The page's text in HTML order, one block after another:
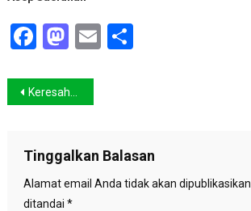
Facebook
Mastodon
EmailShare
Navigasi
Keresahan Membayangi Waduk Karian
Tinggalkan Balasan
Alamat email Anda tidak akan dipublikasikan.
ditandai *